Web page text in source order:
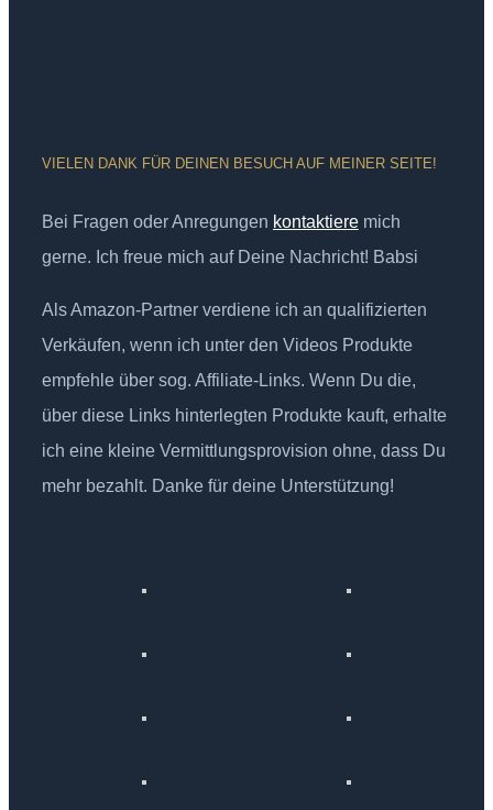
VIELEN DANK FÜR DEINEN BESUCH AUF MEINER SEITE!
Bei Fragen oder Anregungen kontaktiere mich
gerne. Ich freue mich auf Deine Nachricht! Babsi
Als Amazon-Partner verdiene ich an qualifizierten
Verkäufen, wenn ich unter den Videos Produkte
empfehle über sog. Affiliate-Links. Wenn Du die,
über diese Links hinterlegten Produkte kauft, erhalte
ich eine kleine Vermittlungsprovision ohne, dass Du
mehr bezahlt. Danke für deine Unterstützung!